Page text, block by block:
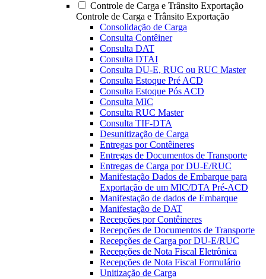
Controle de Carga e Trânsito Exportação
Controle de Carga e Trânsito Exportação
Consolidação de Carga
Consulta Contêiner
Consulta DAT
Consulta DTAI
Consulta DU-E, RUC ou RUC Master
Consulta Estoque Pré ACD
Consulta Estoque Pós ACD
Consulta MIC
Consulta RUC Master
Consulta TIF-DTA
Desunitização de Carga
Entregas por Contêineres
Entregas de Documentos de Transporte
Entregas de Carga por DU-E/RUC
Manifestação Dados de Embarque para
Exportação de um MIC/DTA Pré-ACD
Manifestação de dados de Embarque
Manifestação de DAT
Recepções por Contêineres
Recepções de Documentos de Transporte
Recepções de Carga por DU-E/RUC
Recepções de Nota Fiscal Eletrônica
Recepções de Nota Fiscal Formulário
Unitização de Carga